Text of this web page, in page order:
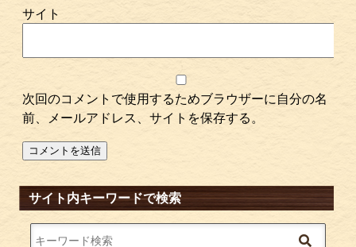
サイト
次回のコメントで使用するためブラウザーに自分の名
前、メールアドレス、サイトを保存する。
サイト内キーワードで検索